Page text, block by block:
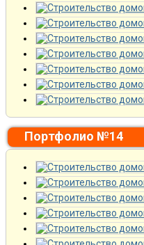
Портфолио №14